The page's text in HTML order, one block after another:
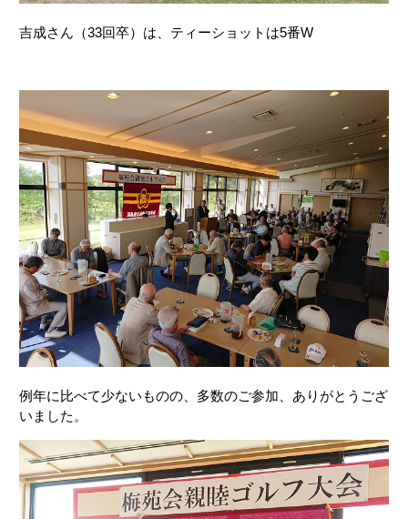
吉成さん（33回卒）は、ティーショットは5番W
例年に比べて少ないものの、多数のご参加、ありがとうござ
いました。